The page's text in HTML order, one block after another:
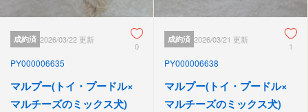
成約済 2026/03/22 更新
0
PY000006635
マルプー(トイ・プードル×
マルチーズのミックス犬)
成約済 2026/03/21 更新
1
PY000006638
マルプー(トイ・プードル×
マルチーズのミックス犬)